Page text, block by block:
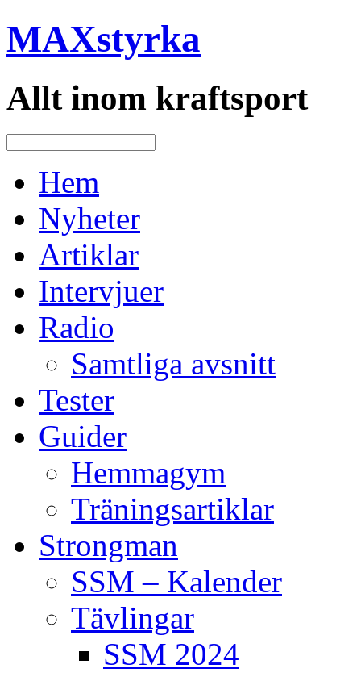
MAXstyrka
Allt inom kraftsport
Hem
Nyheter
Artiklar
Intervjuer
Radio
Samtliga avsnitt
Tester
Guider
Hemmagym
Träningsartiklar
Strongman
SSM – Kalender
Tävlingar
SSM 2024